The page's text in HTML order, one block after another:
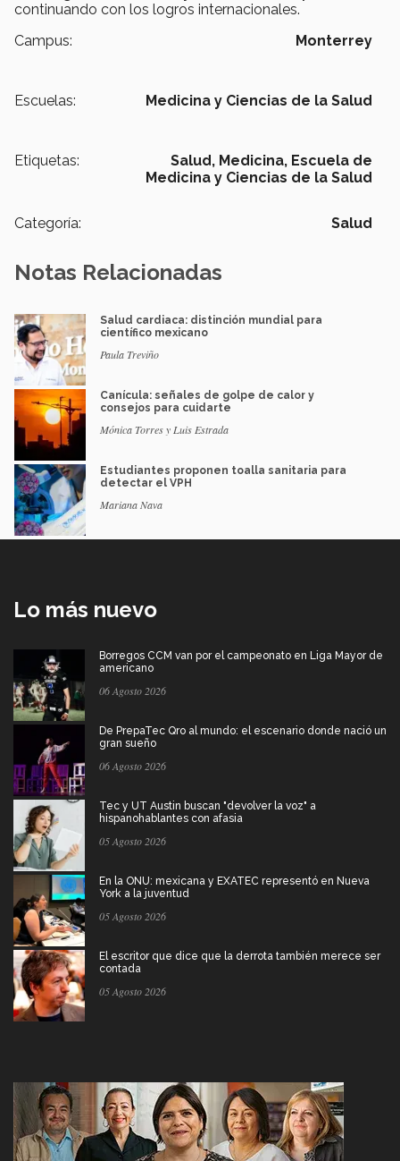
continuando con los logros internacionales.
Campus:
Monterrey
Escuelas: Medicina y Ciencias de la Salud
Etiquetas: Salud, Medicina, Escuela de
Medicina y Ciencias de la Salud
Categoría: Salud
Notas Relacionadas
Salud cardiaca: distinción mundial para
científico mexicano
Paula Treviño
Canícula: señales de golpe de calor y
consejos para cuidarte
Mónica Torres y Luis Estrada
Estudiantes proponen toalla sanitaria para
detectar el VPH
Mariana Nava
Lo más nuevo
Borregos CCM van por el campeonato en Liga Mayor de
americano
06 Agosto 2026
De PrepaTec Qro al mundo: el escenario donde nació un
gran sueño
06 Agosto 2026
Tec y UT Austin buscan "devolver la voz" a
hispanohablantes con afasia
05 Agosto 2026
En la ONU: mexicana y EXATEC representó en Nueva
York a la juventud
05 Agosto 2026
El escritor que dice que la derrota también merece ser
contada
05 Agosto 2026